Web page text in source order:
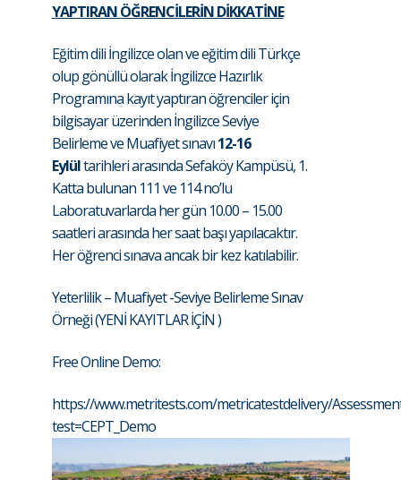
YAPTIRAN ÖĞRENCİLERİN DİKKATİNE
Eğitim dili İngilizce olan ve eğitim dili Türkçe
olup gönüllü olarak İngilizce Hazırlık
Programına kayıt yaptıran öğrenciler için
bilgisayar üzerinden İngilizce Seviye
Belirleme ve Muafiyet sınavı12-16
Eylültarihleri arasında Sefaköy Kampüsü, 1.
Katta bulunan 111 ve 114 no’lu
Laboratuvarlarda her gün 10.00 – 15.00
saatleri arasında her saat başı yapılacaktır.
Her öğrenci sınava ancak bir kez katılabilir.
Yeterlilik – Muafiyet -Seviye Belirleme Sınav
Örneği (YENİ KAYITLAR İÇİN )
​Free Online Demo:
https://www.metritests.com/metricatestdelivery/
test=CEPT_Demo